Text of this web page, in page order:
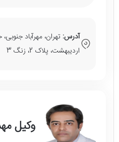
آدرس: تهران، مهرآباد
اردیبهشت، پلاک 2، زنگ 3
وکیل